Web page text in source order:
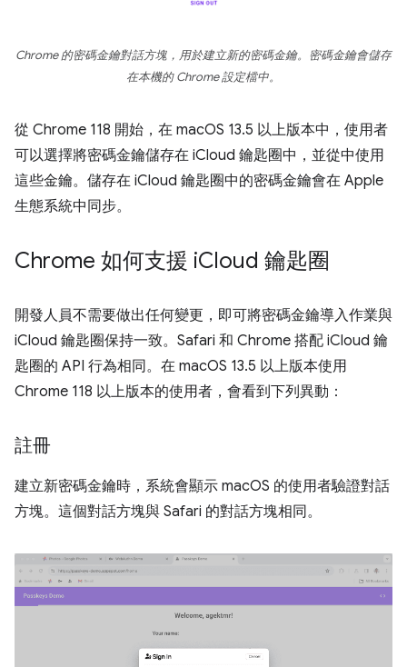
Chrome 的密碼金鑰對話方塊，用於建立新的密碼金鑰。密碼金鑰會儲存
在本機的 Chrome 設定檔中。
從 Chrome 118 開始，在 macOS 13.5 以上版本中，使用者
可以選擇將密碼金鑰儲存在 iCloud 鑰匙圈中，並從中使用
這些金鑰。儲存在 iCloud 鑰匙圈中的密碼金鑰會在 Apple
生態系統中同步。
Chrome 如何支援 iCloud 鑰匙圈
開發人員不需要做出任何變更，即可將密碼金鑰導入作業與
iCloud 鑰匙圈保持一致。Safari 和 Chrome 搭配 iCloud 鑰
匙圈的 API 行為相同。在 macOS 13.5 以上版本使用
Chrome 118 以上版本的使用者，會看到下列異動：
註冊
建立新密碼金鑰時，系統會顯示 macOS 的使用者驗證對話
方塊。這個對話方塊與 Safari 的對話方塊相同。